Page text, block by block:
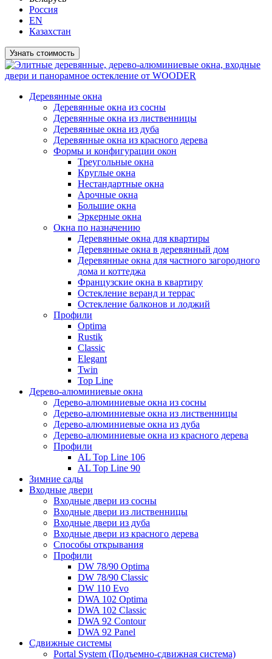
Россия
EN
Казахстан
Узнать стоимость
Деревянные окна
Деревянные окна из сосны
Деревянные окна из лиственницы
Деревянные окна из дуба
Деревянные окна из красного дерева
Формы и конфигурации окон
Треугольные окна
Круглые окна
Нестандартные окна
Арочные окна
Большие окна
Эркерные окна
Окна по назначению
Деревянные окна для квартиры
Деревянные окна в деревянный дом
Деревянные окна для частного загородного
дома и коттеджа
Французские окна в квартиру
Остекление веранд и террас
Остекление балконов и лоджий
Профили
Optima
Rustik
Classic
Elegant
Twin
Top Line
Дерево-алюминиевые окна
Дерево-алюминиевые окна из сосны
Дерево-алюминиевые окна из лиственницы
Дерево-алюминиевые окна из дуба
Дерево-алюминиевые окна из красного дерева
Профили
AL Top Line 106
AL Top Line 90
Зимние сады
Входные двери
Входные двери из сосны
Входные двери из лиственницы
Входные двери из дуба
Входные двери из красного дерева
Способы открывания
Профили
DW 78/90 Optima
DW 78/90 Classic
DW 110 Evo
DWA 102 Optima
DWA 102 Classic
DWA 92 Contour
DWA 92 Panel
Сдвижные системы
Portal System (Подъемно-сдвижная система)